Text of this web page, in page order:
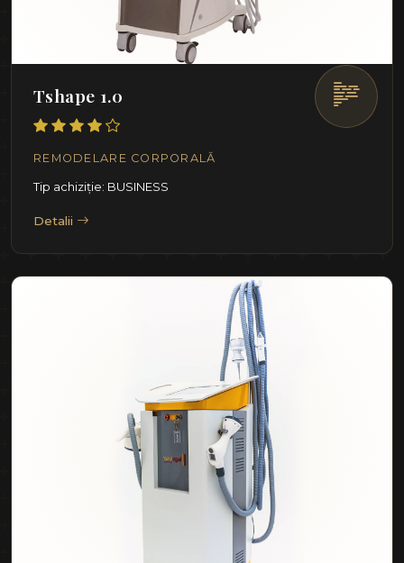
Tshape 1.0
REMODELARE CORPORALĂ
Tip achiziție: BUSINESS
Detalii